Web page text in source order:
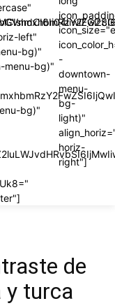
left"
bg)"
menu-bg)"
bg)"
-
downtown-
menu-
bg-
light)"
horiz-
right"]
de
y turca